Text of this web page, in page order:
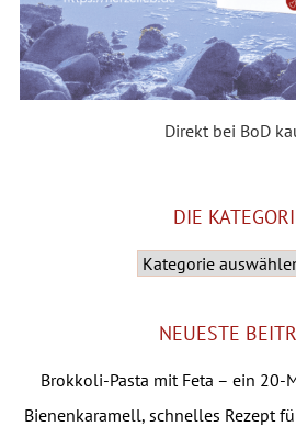
Direkt bei BoD
DIE
NEUESTE
Brokkoli-Pasta mit Feta – ein
Bienenkaramell, schnelles Rezept